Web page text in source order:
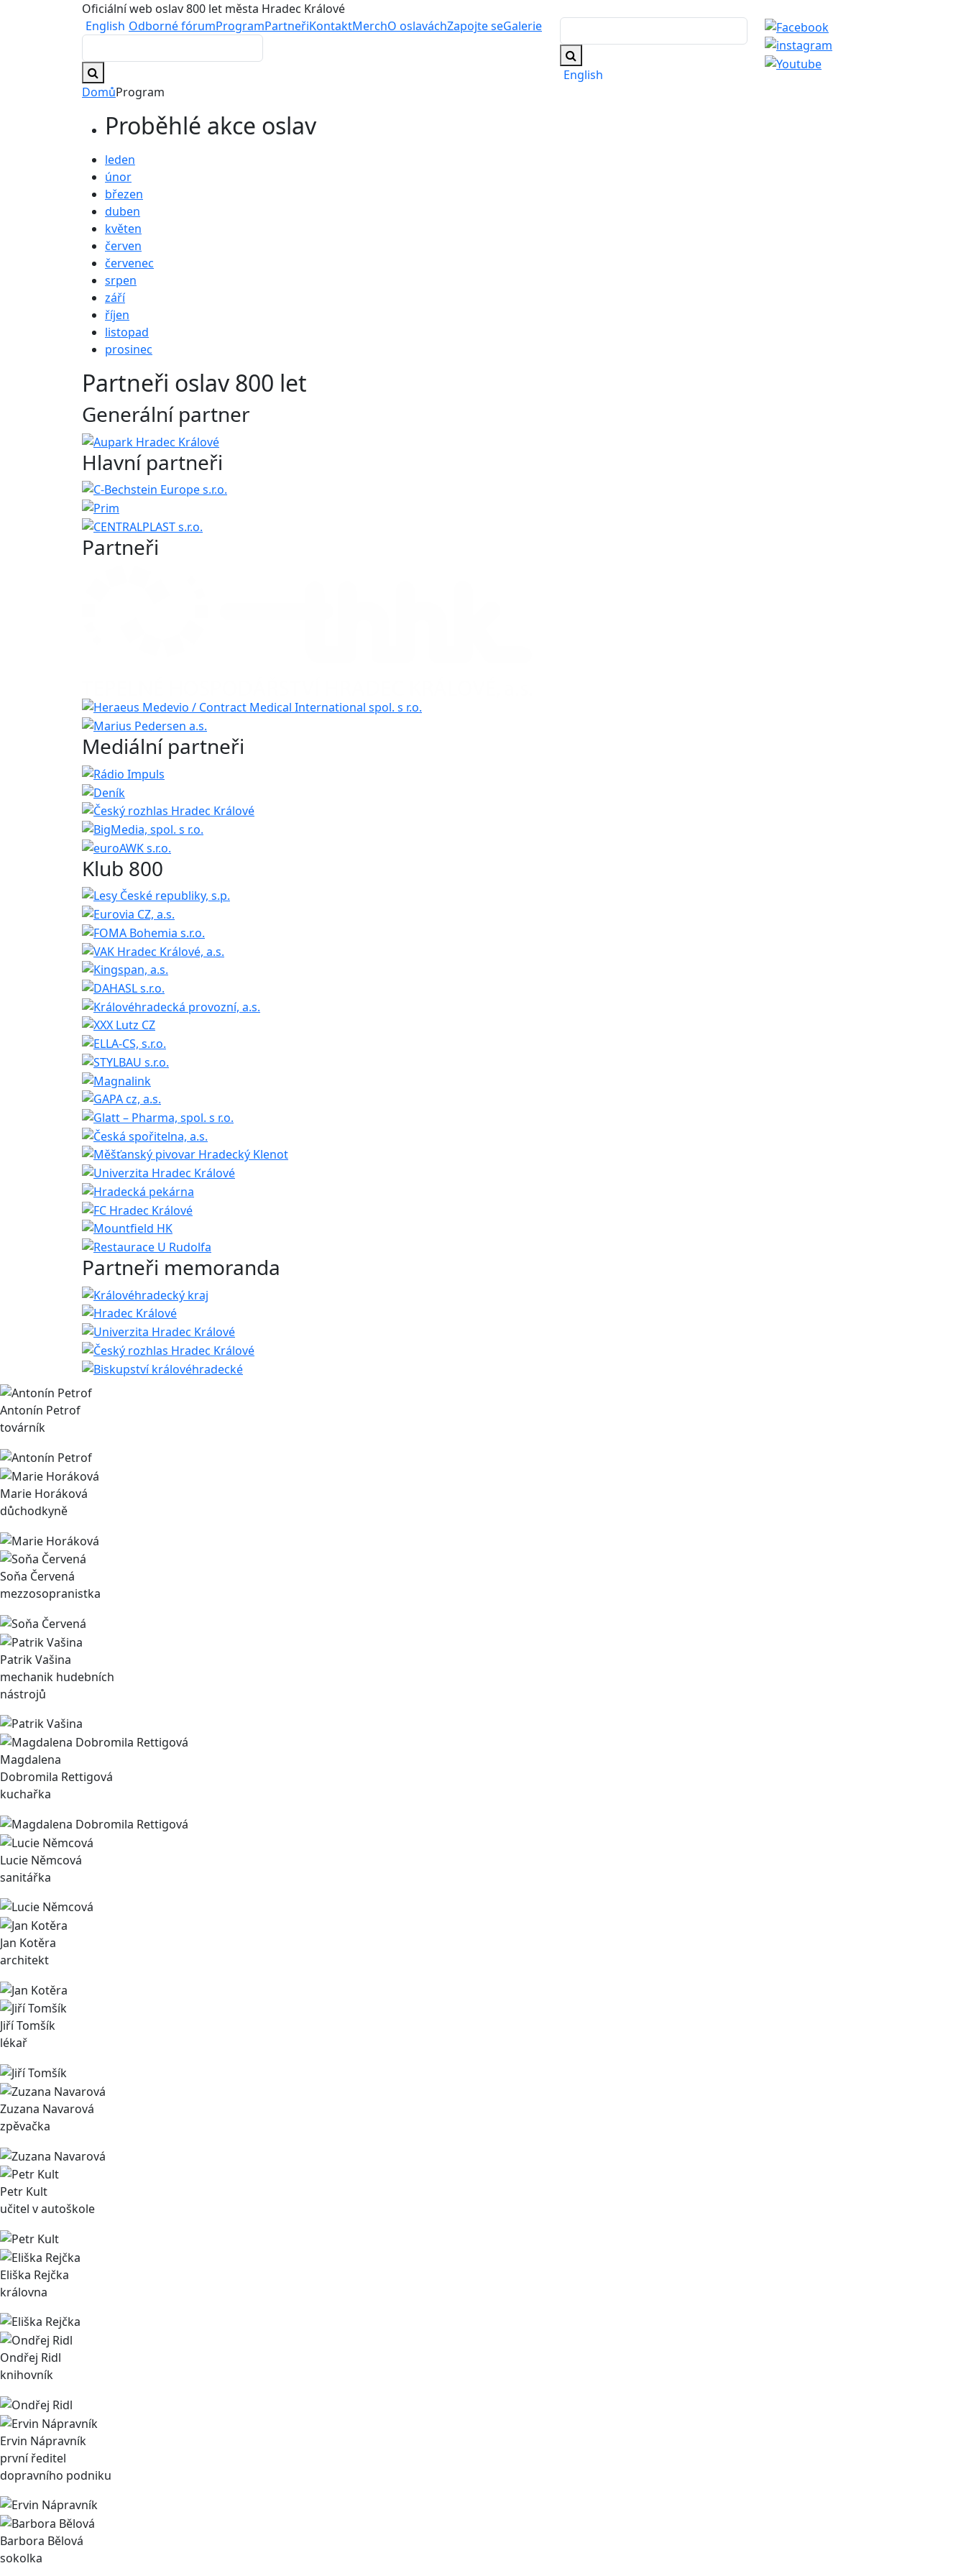
Oficiální web oslav 800 let města Hradec Králové
English Odborné fórumProgramPartneřiKontaktMerchO oslaváchZapojte seGalerie
English
DomůProgram
Proběhlé akce oslav
leden
únor
březen
duben
květen
červen
červenec
srpen
září
říjen
listopad
prosinec
Partneři oslav 800 let
Generální partner
Hlavní partneři
Partneři
Mediální partneři
Klub 800
Partneři memoranda
Antonín Petrof
továrník
Marie Horáková
důchodkyně
Soňa Červená
mezzosopranistka
Patrik Vašina
mechanik hudebních
nástrojů
Magdalena
Dobromila Rettigová
kuchařka
Lucie Němcová
sanitářka
Jan Kotěra
architekt
Jiří Tomšík
lékař
Zuzana Navarová
zpěvačka
Petr Kult
učitel v autoškole
Eliška Rejčka
královna
Ondřej Ridl
knihovník
Ervin Nápravník
první ředitel
dopravního podniku
Barbora Bělová
sokolka